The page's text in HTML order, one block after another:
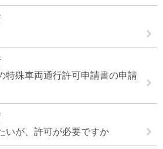
特殊車両通行許可申請書の申請
いが、許可が必要ですか